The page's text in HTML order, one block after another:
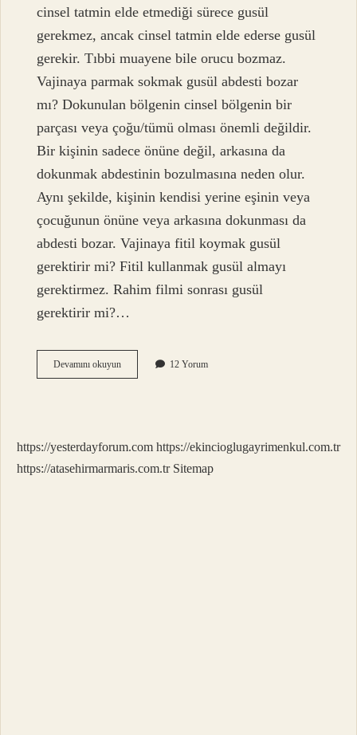
cinsel tatmin elde etmediği sürece gusül
gerekmez, ancak cinsel tatmin elde ederse gusül
gerekir. Tıbbi muayene bile orucu bozmaz.
Vajinaya parmak sokmak gusül abdesti bozar
mı? Dokunulan bölgenin cinsel bölgenin bir
parçası veya çoğu/tümü olması önemli değildir.
Bir kişinin sadece önüne değil, arkasına da
dokunmak abdestinin bozulmasına neden olur.
Aynı şekilde, kişinin kendisi yerine eşinin veya
çocuğunun önüne veya arkasına dokunması da
abdesti bozar. Vajinaya fitil koymak gusül
gerektirir mi? Fitil kullanmak gusül almayı
gerektirmez. Rahim filmi sonrası gusül
gerektirir mi?…
Devamını okuyunAlttan
Muayene
12 Yorum
https://yesterdayforum.com https://ekincioglugayrimenkul.com.tr
https://atasehirmarmaris.com.tr Sitemap